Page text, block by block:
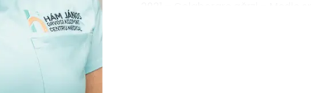
Medicală, Spitalul Județean de